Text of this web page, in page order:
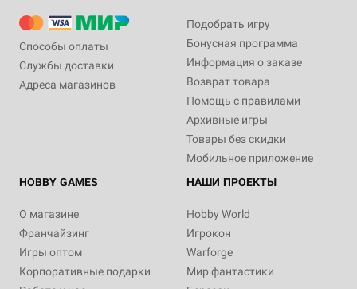
Способы оплаты
Службы доставки
Адреса магазинов
Подобрать игру
Бонусная программа
Информация о заказе
Возврат товара
Помощь с правилами
Архивные игры
Товары без скидки
Мобильное приложение
HOBBY GAMES
О магазине
Франчайзинг
Игры оптом
Корпоративные подарки
НАШИ ПРОЕКТЫ
Hobby World
Игрокон
Warforge
Мир фантастики